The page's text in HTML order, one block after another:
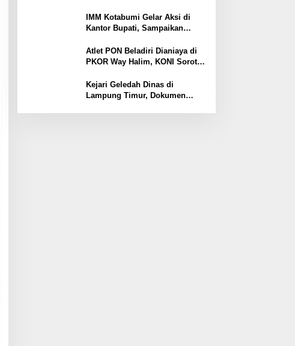
Tertembak
IMM Kotabumi Gelar Aksi di
Kantor Bupati, Sampaikan
Pemkab Lampung Utara
Atlet PON Beladiri Dianiaya di
PKOR Way Halim, KONI Soroti
Kawasan
Kejari Geledah Dinas di
Lampung Timur, Dokumen